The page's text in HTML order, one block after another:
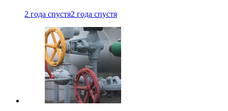
2 года спустя2 года спустя